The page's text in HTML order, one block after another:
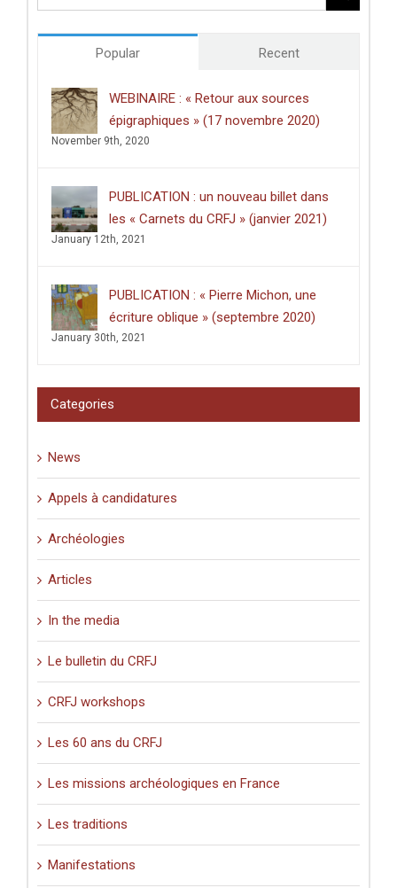
études
l’Université
décerné
à
thèse
intitulée
lieux
saints
pèlerinage
Palestine
Popular Recent
WEBINAIRE : « Retour aux sources
épigraphiques » (17 novembre 2020)
November 9th, 2020
PUBLICATION : un nouveau billet dans
les « Carnets du CRFJ » (janvier 2021)
January 12th, 2021
PUBLICATION : « Pierre Michon, une
écriture oblique » (septembre 2020)
January 30th, 2021
Categories
News
Appels à candidatures
Archéologies
Articles
In the media
Le bulletin du CRFJ
CRFJ workshops
Les 60 ans du CRFJ
Les missions archéologiques en France
Les traditions
Manifestations